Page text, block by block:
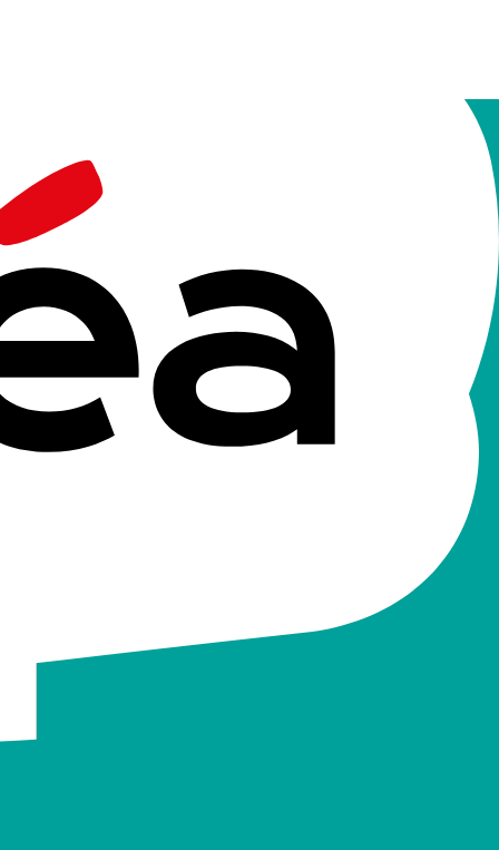
sociale et de la santé mentale. Elle est